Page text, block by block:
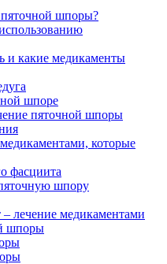
шпоры?
и какие медикаменты
шпоре
пяточной шпоры
которые
фасциита
шпору
лечение медикаментами
шпоры